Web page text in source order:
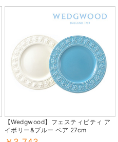
【Wedgwood】フェスティビティ ア
イボリー&ブルー ペア 27cm